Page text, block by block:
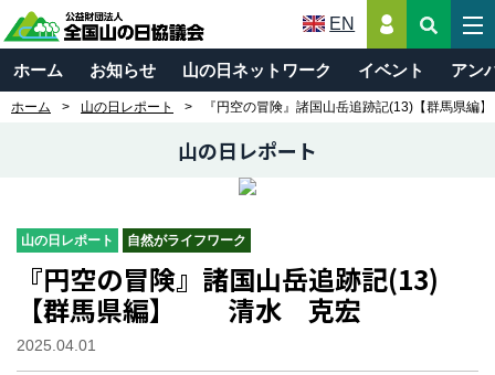
EN
ホーム お知らせ 山の日ネットワーク イベント アン
ホーム 山の日レポート 『円空の冒険』諸国山岳追跡記(13)【群馬
山の日レポート
山の日レポート 自然がライフワーク
『円空の冒険』諸国山岳追跡記(13)
【群馬県編】 清水 克宏
2025.04.01